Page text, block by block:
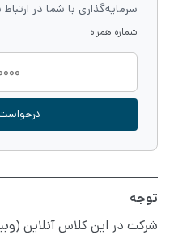
سرمایه‌گذاری با شما در ارتباط
شماره همراه
درخواست
توجه
شرکت در این کلاس آنلاین